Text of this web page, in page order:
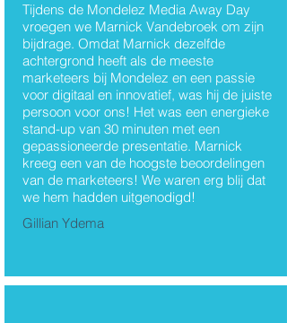
Tijdens de Mondelez Media Away Day
vroegen we Marnick Vandebroek om zijn
bijdrage. Omdat Marnick dezelfde
achtergrond heeft als de meeste
marketeers bij Mondelez en een passie
voor digitaal en innovatief, was hij de juiste
persoon voor ons! Het was een energieke
stand-up van 30 minuten met een
gepassioneerde presentatie. Marnick
kreeg een van de hoogste beoordelingen
van de marketeers! We waren erg blij dat
we hem hadden uitgenodigd!
Gillian Ydema